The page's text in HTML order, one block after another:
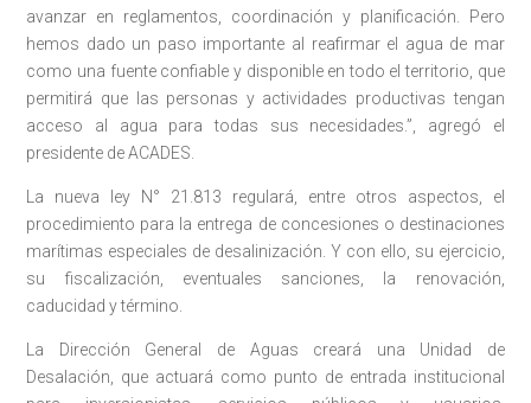
avanzar en reglamentos, coordinación y planificación. Pero
hemos dado un paso importante al reafirmar el agua de mar
como una fuente confiable y disponible en todo el territorio, que
permitirá que las personas y actividades productivas tengan
acceso al agua para todas sus necesidades.”, agregó el
presidente de ACADES.
La nueva ley N° 21.813 regulará, entre otros aspectos, el
procedimiento para la entrega de concesiones o destinaciones
marítimas especiales de desalinización. Y con ello, su ejercicio,
su fiscalización, eventuales sanciones, la renovación,
caducidad y término.
La Dirección General de Aguas creará una Unidad de
Desalación, que actuará como punto de entrada institucional